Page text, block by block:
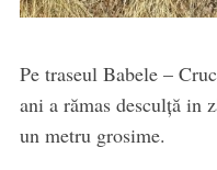
Pe traseul Babele –
ani a rămas desculță in
un metru grosime.